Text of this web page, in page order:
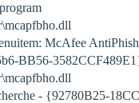
McAfee
BB56-
- {92780B25-